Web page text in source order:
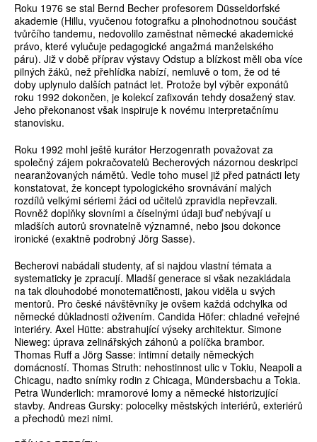
Roku 1976 se stal Bernd Becher profesorem Düsseldorfské
akademie (Hillu, vyučenou fotografku a plnohodnotnou součást
tvůrčího tandemu, nedovolilo zaměstnat německé akademické
právo, které vylučuje pedagogické angažmá manželského
páru). Již v době příprav výstavy Odstup a blízkost měli oba více
pilných žáků, než přehlídka nabízí, nemluvě o tom, že od té
doby uplynulo dalších patnáct let. Protože byl výběr exponátů
roku 1992 dokončen, je kolekcí zafixován tehdy dosažený stav.
Jeho překonanost však inspiruje k novému interpretačnímu
stanovisku.
Roku 1992 mohl ještě kurátor Herzogenrath považovat za
společný zájem pokračovatelů Becherových názornou deskripci
nearanžovaných námětů. Vedle toho musel již před patnácti lety
konstatovat, že koncept typologického srovnávání malých
rozdílů velkými sériemi žáci od učitelů zpravidla nepřevzali.
Rovněž doplňky slovními a číselnými údaji buď nebývají u
mladších autorů srovnatelně významné, nebo jsou dokonce
ironické (exaktně podrobný Jörg Sasse).
Becherovi nabádali studenty, ať si najdou vlastní témata a
systematicky je zpracují. Mladší generace si však nezakládala
na tak dlouhodobé monotematičnosti, jakou viděla u svých
mentorů. Pro české návštěvníky je ovšem každá odchylka od
německé důkladnosti oživením. Candida Höfer: chladné veřejné
interiéry. Axel Hütte: abstrahující výseky architektur. Simone
Nieweg: úprava zelinářských záhonů a políčka brambor.
Thomas Ruff a Jörg Sasse: intimní detaily německých
domácností. Thomas Struth: nehostinnost ulic v Tokiu, Neapoli a
Chicagu, nadto snímky rodin z Chicaga, Mündersbachu a Tokia.
Petra Wunderlich: mramorové lomy a německé historizující
stavby. Andreas Gursky: polocelky městských interiérů, exteriérů
a přechodů mezi nimi.